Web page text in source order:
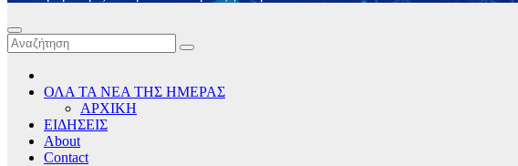
ΟΛΑ ΤΑ ΝΕΑ ΤΗΣ ΗΜΕΡΑΣ
ΑΡΧΙΚΗ
ΕΙΔΗΣΕΙΣ
About
Contact